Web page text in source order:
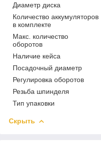
Диаметр диска
Количество аккумуляторов
в комплекте
Макс. количество
оборотов
Наличие кейса
Посадочный диаметр
Регулировка оборотов
Резьба шпинделя
Тип упаковки
Скрыть